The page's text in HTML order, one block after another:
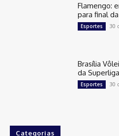
Flamengo:
para final
Esportes 30
Brasília
da
Esportes 30
Categorias